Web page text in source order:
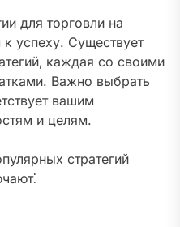
для торговли на
успеху. Существует
каждая со своими
Важно выбрать
вашим
и целям.
стратегий